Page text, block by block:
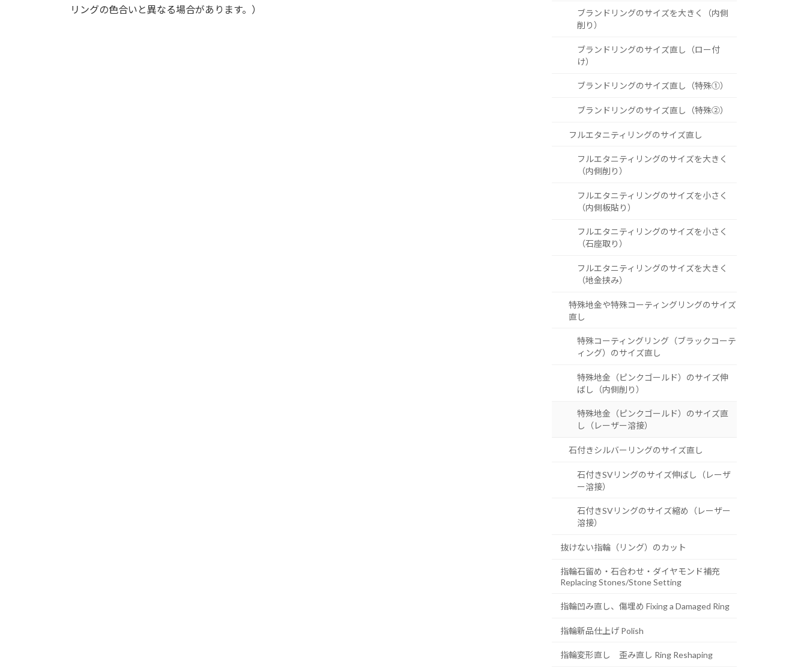
リングの色合いと異なる場合があります。）
ブランドリングのサイズを大きく（内側
削り）
ブランドリングのサイズ直し（ロー付
け）
ブランドリングのサイズ直し（特殊①）
ブランドリングのサイズ直し（特殊②）
フルエタニティリングのサイズ直し
フルエタニティリングのサイズを大きく
（内側削り）
フルエタニティリングのサイズを小さく
（内側板貼り）
フルエタニティリングのサイズを小さく
（石座取り）
フルエタニティリングのサイズを大きく
（地金挟み）
特殊地金や特殊コーティングリングのサイズ
直し
特殊コーティングリング（ブラックコーテ
ィング）のサイズ直し
特殊地金（ピンクゴールド）のサイズ伸
ばし（内側削り）
特殊地金（ピンクゴールド）のサイズ直
し（レーザー溶接）
石付きシルバーリングのサイズ直し
石付きSVリングのサイズ伸ばし（レーザ
ー溶接）
石付きSVリングのサイズ縮め（レーザー
溶接）
抜けない指輪（リング）のカット
指輪石留め・石合わせ・ダイヤモンド補充
Replacing Stones/Stone Setting
指輪凹み直し、傷埋め Fixing a Damaged Ring
指輪新品仕上げ Polish
指輪変形直し 歪み直し Ring Reshaping